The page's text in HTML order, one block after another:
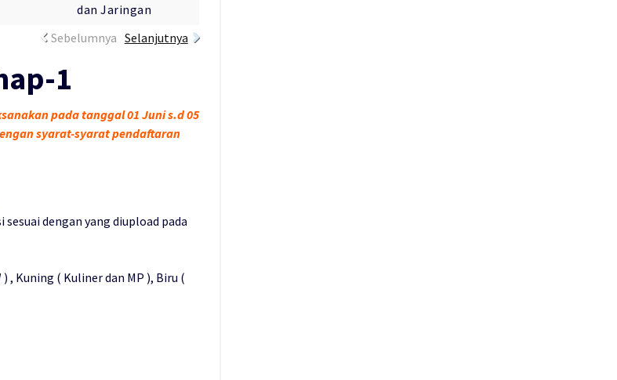
dan Jaringan
Sebelumnya Selanjutnya
1
pada tanggal 01 Juni s.d 05
syarat-syarat pendaftaran
dengan yang diupload pada
, Kuning ( Kuliner dan MP ), Biru (